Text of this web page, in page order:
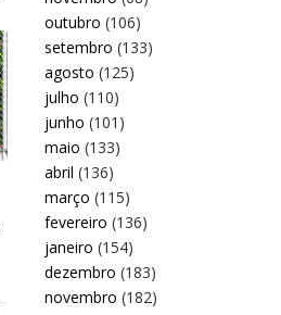
outubro (106)
setembro (133)
agosto (125)
julho (110)
junho (101)
maio (133)
abril (136)
março (115)
fevereiro (136)
janeiro (154)
dezembro (183)
novembro (182)